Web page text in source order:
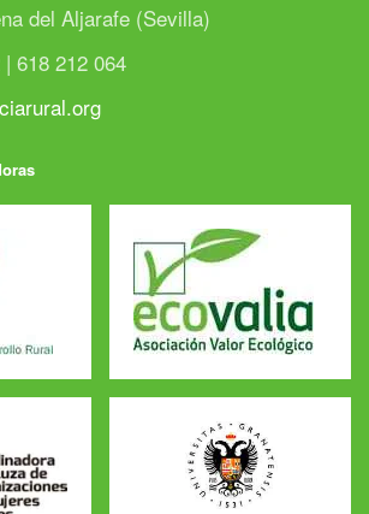
del Aljarafe (Sevilla)
618 212 064